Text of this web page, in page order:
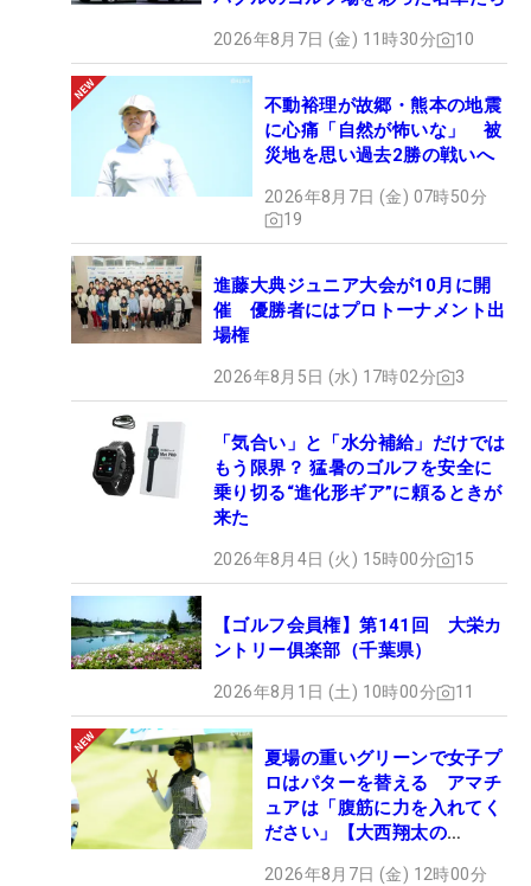
2026年8月7日 (金) 11時30分 10
不動裕理が故郷・熊本の地震
に心痛「自然が怖いな」 被
災地を思い過去2勝の戦いへ
2026年8月7日 (金) 07時50分
19
進藤大典ジュニア大会が10月に開
催 優勝者にはプロトーナメント出
場権
2026年8月5日 (水) 17時02分 3
「気合い」と「水分補給」だけでは
もう限界？ 猛暑のゴルフを安全に
乗り切る“進化形ギア”に頼るときが
来た
2026年8月4日 (火) 15時00分 15
【ゴルフ会員権】第141回 大栄カ
ントリー俱楽部（千葉県）
2026年8月1日 (土) 10時00分 11
夏場の重いグリーンで女子プ
ロはパターを替える アマチ
ュアは「腹筋に力を入れてく
ださい」【大西翔太の
2026年8月7日 (金) 12時00分